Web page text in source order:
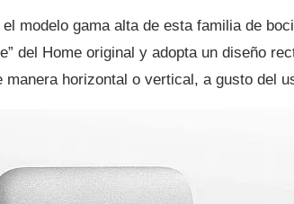
modelo gama alta de esta familia de
del Home original y adopta un diseño
horizontal o vertical, a gusto del